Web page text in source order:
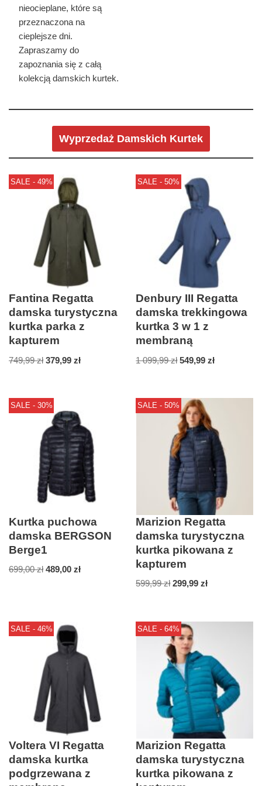
nieocieplane, które są
przeznaczona na
cieplejsze dni.
Zapraszamy do
zapoznania się z całą
kolekcją damskich kurtek.
Wyprzedaż Damskich Kurtek
SALE - 49%
Fantina Regatta
damska turystyczna
kurtka parka z
kapturem
749,99zł 379,99 zł
SALE - 50%
Denbury III Regatta
damska trekkingowa
kurtka 3 w 1 z
membraną
1 099,99zł 549,99zł
SALE - 30%
Kurtka puchowa
damska BERGSON
Berge1
699,00zł 489,00 zł
SALE - 50%
Marizion Regatta
damska turystyczna
kurtka pikowana z
kapturem
599,99zł 299,99zł
SALE - 46%
Voltera VI Regatta
damska kurtka
podgrzewana z
SALE - 64%
Marizion Regatta
damska turystyczna
kurtka pikowana z